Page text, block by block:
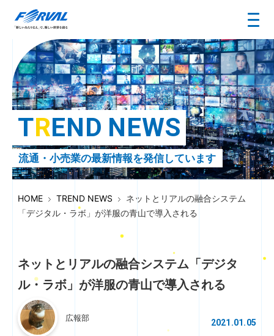
TREND NEWS
流通・小売業の最新情報を発信しています
HOME TREND NEWS
ネットとリアルの融合システム
「デジタル・ラボ」が洋服の青山で導入される
ネットとリアルの融合システム「デジタ
ル・ラボ」が洋服の青山で導入される
広報部 2021.01.05